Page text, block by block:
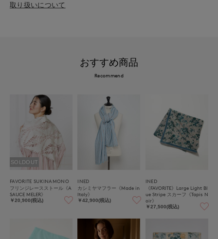
取り扱いについて
おすすめ商品
Recommend
SOLDOUT
FAVORITE SUKINAMONO
フリンジレースストール《A
SAUCE MELER》
￥20,900(税込)
INED
カシミヤマフラー《Made in
Italy》
￥42,900(税込)
INED
《FAVORITE》Large Light Bl
ue Stripe スカーフ《Tapis N
oir》
￥27,500(税込)